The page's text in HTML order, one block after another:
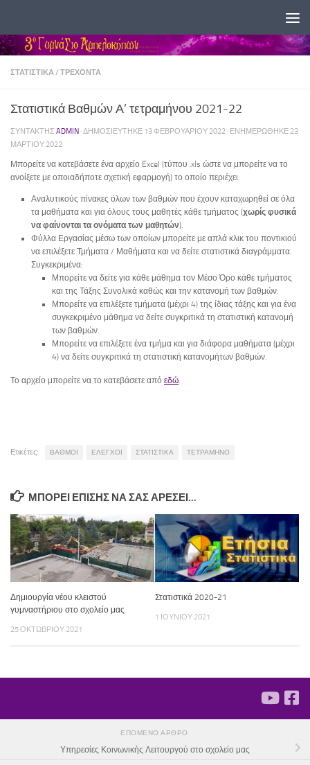
ΣΤΑΤΙΣΤΙΚΆ / ΤΡΕΧΟΝΤΑ
Στατιστικά Βαθμών Α’ τετραμήνου 2021-22
ΣΥΝΤΆΚΤΗΣADMIN · ΔΗΜΟΣΙΕΎΤΗΚΕ 13 ΦΕΒΡΟΥΑΡΊΟΥ 2022 · ΕΝΗΜΕΡΏΘΗΚΕ 23
ΜΑΡΤΊΟΥ 2022
Μπορείτε να κατεβάσετε ένα αρχείο Excel (τύπου .xls ώστε να μπορείτε να το
ανοίξετε με οποιαδήποτε σχετική εφαρμογή) το οποίο περιέχει:
Αναλυτικούς πίνακες όλων των βαθμών που έχουν καταχωρηθεί σε όλα
τα μαθήματα και για όλους τους μαθητές κάθε τμήματος (χωρίς φυσικά
να φαίνονται τα ονόματα των μαθητών).
Φύλλα Εργασίας μέσω των οποίων μπορείτε με απλά κλικ του ποντικιού
να επιλέξετε Τμήματα / Μαθήματα και να δείτε στατιστικά διαγράμματα.
Συγκεκριμένα:
Μπορείτε να δείτε για κάθε μάθημα τον Μέσο Όρο κάθε τμήματος
και της Τάξης Συνολικά καθώς και την κατανομή των βαθμών.
Μπορείτε να επιλέξετε τμήματα (μέχρι 4) της ίδιας τάξης και για ένα
συγκεκριμένο μάθημα να δείτε συγκριτικά τη στατιστική κατανομή
των βαθμών.
Μπορείτε να επιλέξετε ένα τμήμα και για διάφορα μαθήματα (μέχρι
4) να δείτε συγκριτικά τη στατιστική κατανομήτων βαθμών.
Το αρχείο μπορείτε να το κατεβάσετε από εδώ.
Ετικέτες: ΒΑΘΜΟΙ ΕΛΕΓΧΟΙ ΣΤΑΤΙΣΤΙΚΑ ΤΕΤΡΑΜΗΝΟ
ΜΠΟΡΕΊ ΕΠΊΣΗΣ ΝΑ ΣΑΣ ΑΡΈΣΕΙ...
Δημιουργία νέου κλειστού
γυμναστήριου στο σχολείο μας
25 ΟΚΤΩΒΡΊΟΥ 2021
Στατιστικά 2020-21
1 ΙΟΥΝΊΟΥ 2021
ΕΠΌΜΕΝΟ ΆΡΘΡΟ
Υπηρεσίες Κοινωνικής Λειτουργού στο σχολείο μας